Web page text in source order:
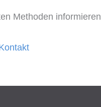
Methoden informieren